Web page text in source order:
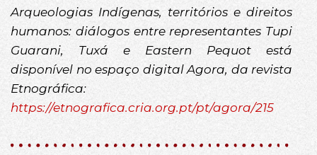
Arqueologias Indígenas, territórios e direitos
humanos: diálogos entre representantes Tupi
Guarani, Tuxá e Eastern Pequot está
disponível no espaço digital Agora, da revista
Etnográfica:
https://etnografica.cria.org.pt/pt/agora/215